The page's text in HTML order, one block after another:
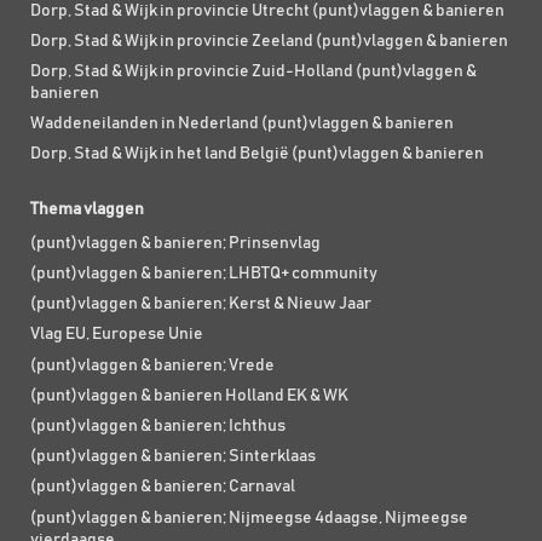
Dorp, Stad & Wijk in provincie Utrecht (punt)vlaggen & banieren
Dorp, Stad & Wijk in provincie Zeeland (punt)vlaggen & banieren
Dorp, Stad & Wijk in provincie Zuid-Holland (punt)vlaggen &
banieren
Waddeneilanden in Nederland (punt)vlaggen & banieren
Dorp, Stad & Wijk in het land België (punt)vlaggen & banieren
Thema vlaggen
(punt)vlaggen & banieren; Prinsenvlag
(punt)vlaggen & banieren; LHBTQ+ community
(punt)vlaggen & banieren; Kerst & Nieuw Jaar
Vlag EU, Europese Unie
(punt)vlaggen & banieren; Vrede
(punt)vlaggen & banieren Holland EK & WK
(punt)vlaggen & banieren; Ichthus
(punt)vlaggen & banieren; Sinterklaas
(punt)vlaggen & banieren; Carnaval
(punt)vlaggen & banieren; Nijmeegse 4daagse, Nijmeegse